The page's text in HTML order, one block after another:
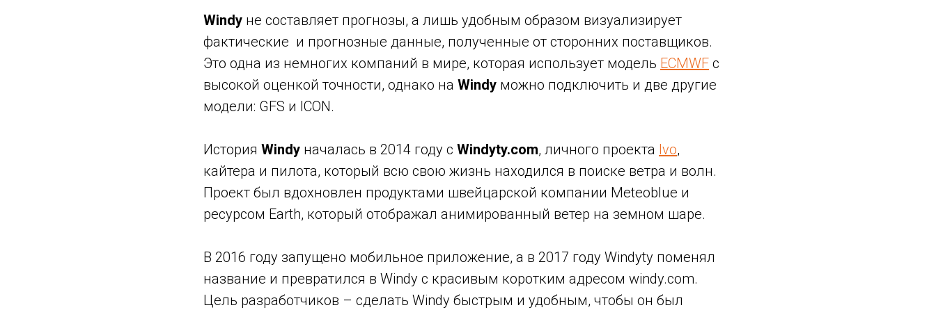
Windy не составляет прогнозы, а лишь удобным образом визуализирует
фактические и прогнозные данные, полученные от сторонних поставщиков.
Это одна из немногих компаний в мире, которая использует модель ECMWF с
высокой оценкой точности, однако на Windy можно подключить и две другие
модели: GFS и ICON.
История Windy началась в 2014 году с Windyty.com, личного проекта Ivo,
кайтера и пилота, который всю свою жизнь находился в поиске ветра и волн.
Проект был вдохновлен продуктами швейцарской компании Meteoblue и
ресурсом Earth, который отображал анимированный ветер на земном шаре.
В 2016 году запущено мобильное приложение, а в 2017 году Windyty поменял
название и превратился в Windy с красивым коротким адресом windy.com.
Цель разработчиков – сделать Windy быстрым и удобным, чтобы он был